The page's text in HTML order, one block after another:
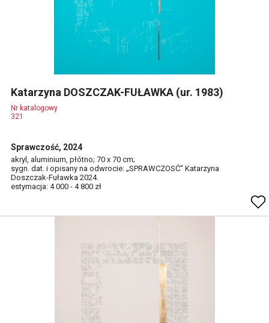
Katarzyna DOSZCZAK-FUŁAWKA (ur. 1983)
Nr katalogowy
321
Sprawczość, 2024
akryl, aluminium, płótno; 70 x 70 cm;
sygn. dat. i opisany na odwrocie: „SPRAWCZOSĆ” Katarzyna
Doszczak-Fuławka 2024.
estymacja: 4 000 - 4 800 zł